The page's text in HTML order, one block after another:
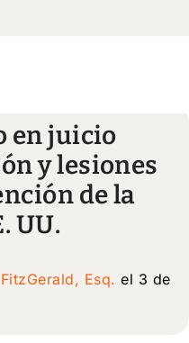
en juicio
y lesiones
de la
UU.
Esq. el 3 de